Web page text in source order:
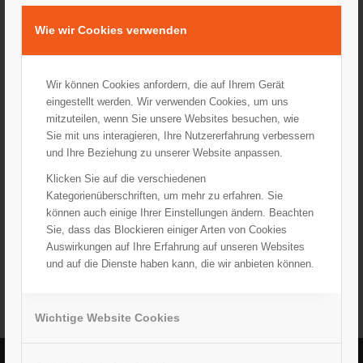
Wie wir Cookies verwenden
Wir können Cookies anfordern, die auf Ihrem Gerät
eingestellt werden. Wir verwenden Cookies, um uns
mitzuteilen, wenn Sie unsere Websites besuchen, wie
Sie mit uns interagieren, Ihre Nutzererfahrung verbessern
und Ihre Beziehung zu unserer Website anpassen.
Klicken Sie auf die verschiedenen
Kategorienüberschriften, um mehr zu erfahren. Sie
können auch einige Ihrer Einstellungen ändern. Beachten
Sie, dass das Blockieren einiger Arten von Cookies
Auswirkungen auf Ihre Erfahrung auf unseren Websites
und auf die Dienste haben kann, die wir anbieten können.
Wichtige Website Cookies
VERÖFFENTLICHUNG
4000 EURO FÜR DIE TAFEL
11. Mai 2016
/ 0 Kommentare